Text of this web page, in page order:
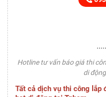
Hotline tư vấn báo giá thi
di
Tất cả dịch vụ thi công lắp